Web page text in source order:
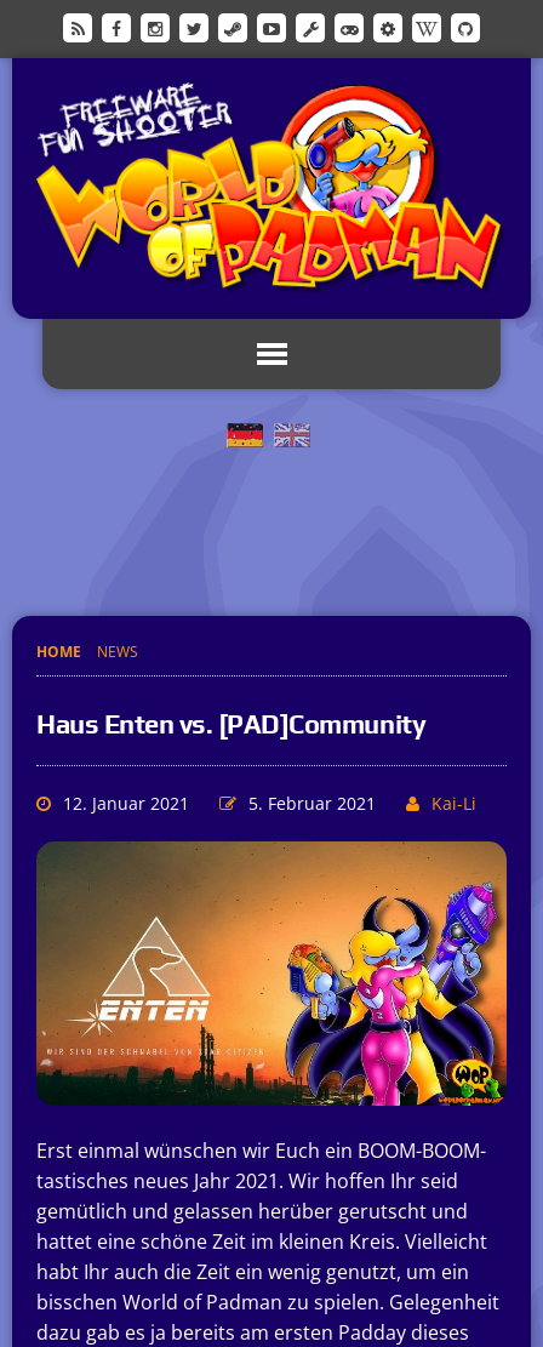
HOME NEWS
Haus Enten vs. [PAD]Community
12. Januar 2021 5. Februar 2021 Kai-Li
Erst einmal wünschen wir Euch ein BOOM-BOOM-
tastisches neues Jahr 2021. Wir hoffen Ihr seid
gemütlich und gelassen herüber gerutscht und
hattet eine schöne Zeit im kleinen Kreis. Vielleicht
habt Ihr auch die Zeit ein wenig genutzt, um ein
bisschen World of Padman zu spielen. Gelegenheit
dazu gab es ja bereits am ersten Padday dieses